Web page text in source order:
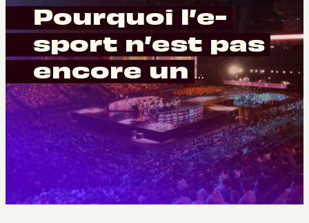
Pourquoi l’e-
sport n’est pas
encore un
spectacle sportif